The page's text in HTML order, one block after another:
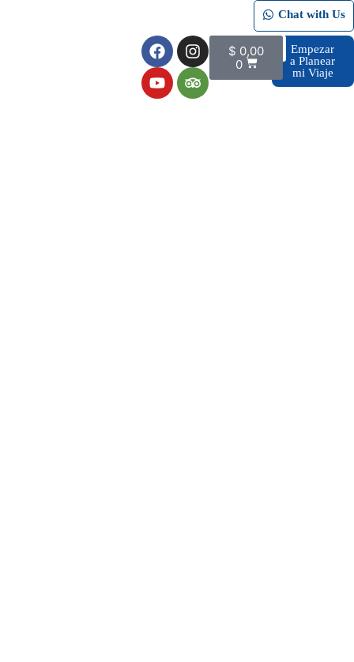
Chat with Us
Empezar
a Planear
mi Viaje
$ 0,00
0